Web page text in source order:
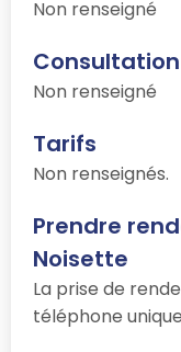
Non renseigné
Non renseigné
Tarifs
Non renseignés.
Prendre
Noisette
La prise de
téléphone